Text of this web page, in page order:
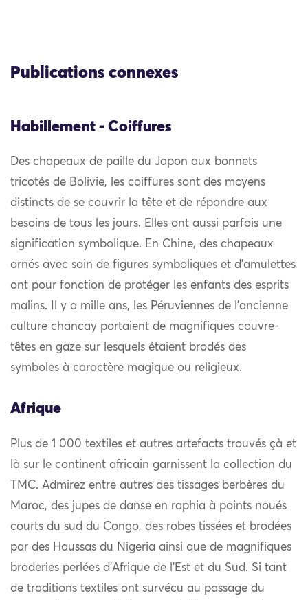
Publications connexes
Habillement - Coiffures
Des chapeaux de paille du Japon aux bonnets
tricotés de Bolivie, les coiffures sont des moyens
distincts de se couvrir la tête et de répondre aux
besoins de tous les jours. Elles ont aussi parfois une
signification symbolique. En Chine, des chapeaux
ornés avec soin de figures symboliques et d’amulettes
ont pour fonction de protéger les enfants des esprits
malins. Il y a mille ans, les Péruviennes de l’ancienne
culture chancay portaient de magnifiques couvre-
têtes en gaze sur lesquels étaient brodés des
symboles à caractère magique ou religieux.
Afrique
Plus de 1 000 textiles et autres artefacts trouvés çà et
là sur le continent africain garnissent la collection du
TMC. Admirez entre autres des tissages berbères du
Maroc, des jupes de danse en raphia à points noués
courts du sud du Congo, des robes tissées et brodées
par des Haussas du Nigeria ainsi que de magnifiques
broderies perlées d’Afrique de l’Est et du Sud. Si tant
de traditions textiles ont survécu au passage du